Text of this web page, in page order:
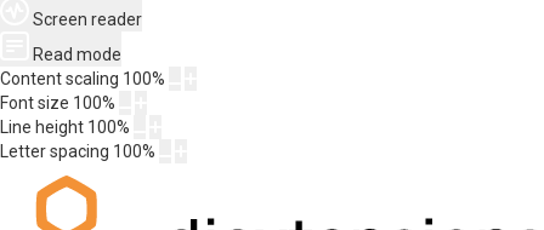
Screen reader
Read mode
Content scaling 100%
Font size 100%
Line height 100%
Letter spacing 100%